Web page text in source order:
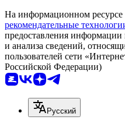
На информационном ресурсе
рекомендательные
предоставления информации
и анализа сведений,
пользователей сети
Российской Федерации)
Русский